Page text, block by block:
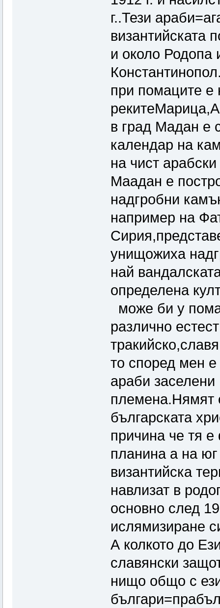
г..Тези
византийската
и около Родопа
при помаците е
в град Мадан е
календар на
на чист
Маадан е
надгробни
например на
унищожиха
най
определена
може би у
различно
то според мен
араби
племена.Нямят
българската
причина че тя
планина а на
византийска
навлизат в
основно след
ислямизиране
А колкото до
славянски
нищо общо с